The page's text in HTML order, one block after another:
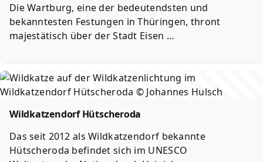
Die Wartburg, eine der bedeutendsten und
bekanntesten Festungen in Thüringen, thront
majestätisch über der Stadt Eisen …
Wildkatzendorf Hütscheroda
Das seit 2012 als Wildkatzendorf bekannte
Hütscheroda befindet sich im UNESCO